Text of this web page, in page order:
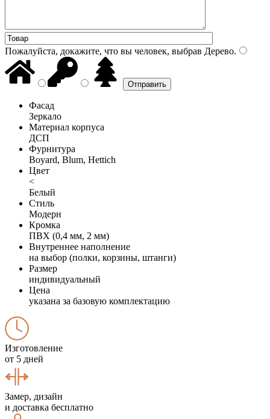
Пожалуйста, докажите, что вы человек, выбрав Дерево.
Фасад
Зеркало
Материал корпуса
ДСП
Фурнитура
Boyard, Blum, Hettich
Цвет
<
Белый
Стиль
Модерн
Кромка
ПВХ (0,4 мм, 2 мм)
Внутреннее наполнение
на выбор (полки, корзины, штанги)
Размер
индивидуальный
Цена
указана за базовую комплектацию
Изготовление
от 5 дней
Замер, дизайн
и доставка бесплатно